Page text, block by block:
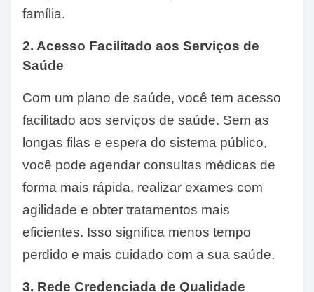
família.
2. Acesso Facilitado aos Serviços de
Saúde
Com um plano de saúde, você tem acesso
facilitado aos serviços de saúde. Sem as
longas filas e espera do sistema público,
você pode agendar consultas médicas de
forma mais rápida, realizar exames com
agilidade e obter tratamentos mais
eficientes. Isso significa menos tempo
perdido e mais cuidado com a sua saúde.
3. Rede Credenciada de Qualidade